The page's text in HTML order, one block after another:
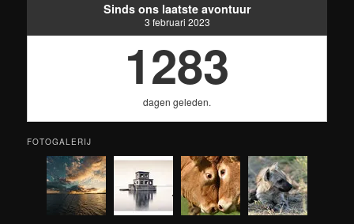
Sinds ons laatste avontuur
3 februari 2023
1283
dagen geleden.
FOTOGALERIJ